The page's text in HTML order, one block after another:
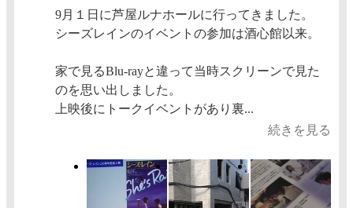
9月１日に芦屋ルナホールに行ってきました。
シーズレインのイベントの参加は酒心館以来。
家で見るBlu-rayと違って当時スクリーンで見た
のを思い出しました。
上映後にトークイベントがあり裏...
続きを見る